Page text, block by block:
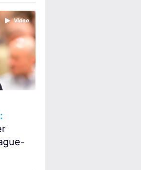
Video